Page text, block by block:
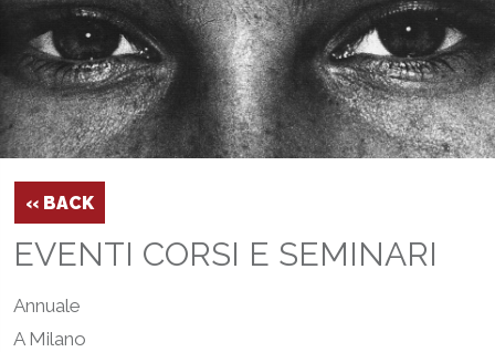
‹‹ BACK
EVENTI CORSI E SEMINARI
Annuale
A Milano